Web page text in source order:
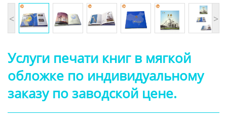
< >
Услуги печати книг в мягкой
обложке по индивидуальному
заказу по заводской цене.